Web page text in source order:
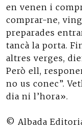
en venen i
comprar-ne,
preparades
tancà la porta.
altres verges,
Però ell,
no us conec”.
dia ni l’hora».
© Albada